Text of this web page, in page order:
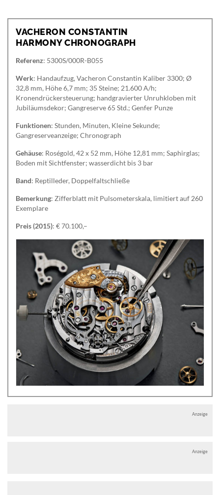
VACHERON CONSTANTIN
HARMONY CHRONOGRAPH
Referenz: 5300S/000R-B055
Werk: Handaufzug, Vacheron Constantin Kaliber 3300; Ø
32,8 mm, Höhe 6,7 mm; 35 Steine; 21.600 A/h;
Kronendrückersteuerung; handgravierter Unruhkloben mit
Jubiläumsdekor; Gangreserve 65 Std.; Genfer Punze
Funktionen: Stunden, Minuten, Kleine Sekunde;
Gangreserveanzeige; Chronograph
Gehäuse: Roségold, 42 x 52 mm, Höhe 12,81 mm; Saphirglas;
Boden mit Sichtfenster; wasserdicht bis 3 bar
Band: Reptilleder, Doppelfaltschließe
Bemerkung: Zifferblatt mit Pulsometerskala, limitiert auf 260
Exemplare
Preis (2015): € 70.100,–
Anzeige
Anzeige